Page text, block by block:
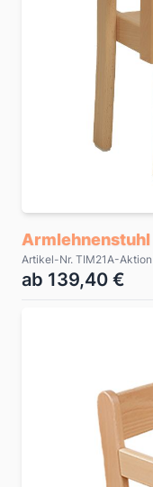
Armlehnenstuhl
Artikel-Nr. TIM21A-Aktion
ab 139,40 €